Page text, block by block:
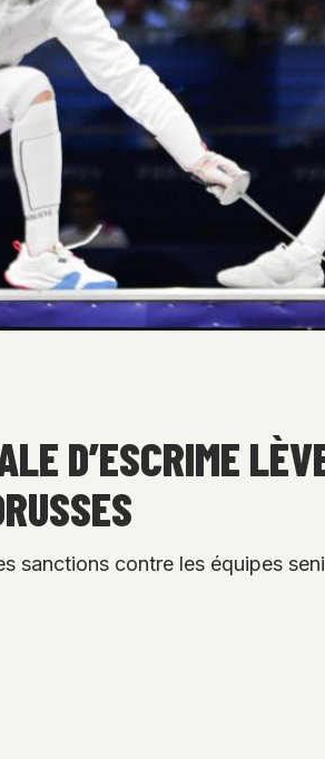
D’ESCRIME
sanctions contre les équipes